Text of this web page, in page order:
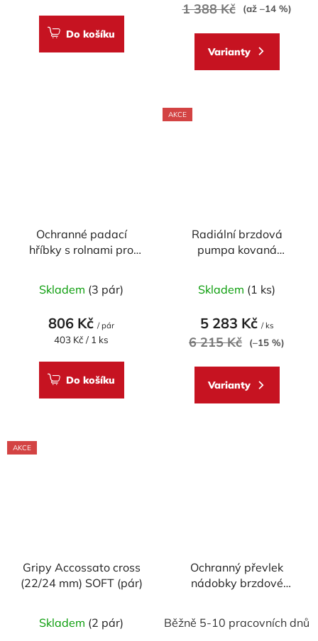
Do košíku
1 388 Kč (až –14 %)
Varianty
Ochranné padací
hříbky s rolnami pro
M8
Skladem (3 pár)
806 Kč / pár
Měrná
403 Kč / 1 ks
Do košíku
AKCE
Radiální brzdová
pumpa kovaná
hodnocení
produktu
je
5
Skladem (1 ks)
5 283 Kč / ks
6 215 Kč (–15 %)
Varianty
AKCE
Gripy Accossato cross
(22/24 mm) SOFT (pár)
hodnocení
Skladem (2 pár)
Ochranný převlek
nádobky brzdové
Běžně 5-10 pracovních dnů